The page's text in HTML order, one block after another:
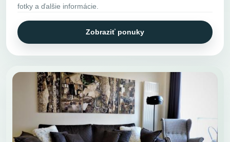
fotky a ďalšie informácie.
Zobraziť ponuky